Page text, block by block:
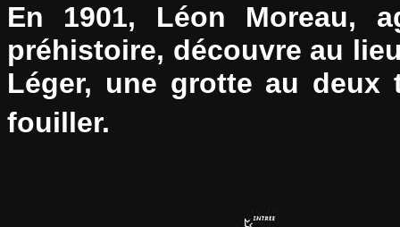
En 1901, Léon Moreau,
préhistoire, découvre au
Léger, une grotte au deux
fouiller.